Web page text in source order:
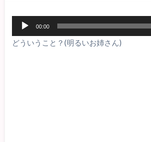
プ
00:00
どういうこと？(明るいお姉さん)